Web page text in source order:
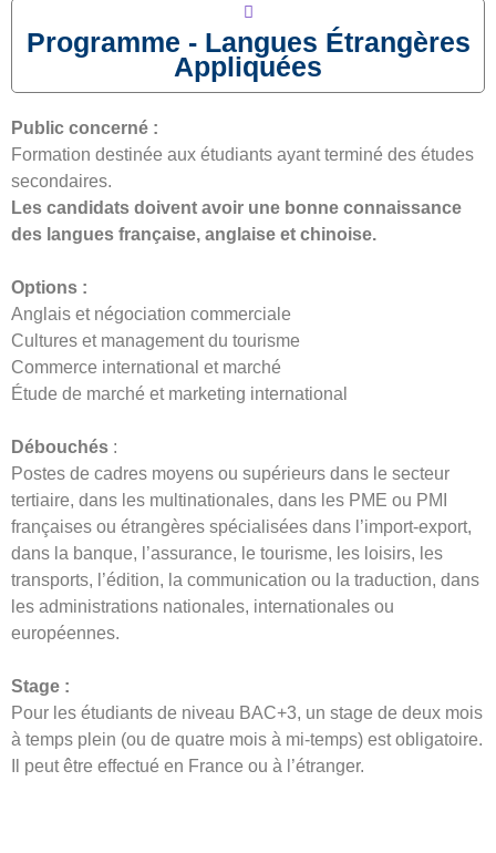
Programme - Langues Étrangères
Appliquées
Public concerné :
Formation destinée aux étudiants ayant terminé des études
secondaires.
Les candidats doivent avoir une bonne connaissance
des langues française, anglaise et chinoise.
Options :
Anglais et négociation commerciale
Cultures et management du tourisme
Commerce international et marché
Étude de marché et marketing international
Débouchés :
Postes de cadres moyens ou supérieurs dans le secteur
tertiaire, dans les multinationales, dans les PME ou PMI
françaises ou étrangères spécialisées dans l’import-export,
dans la banque, l’assurance, le tourisme, les loisirs, les
transports, l’édition, la communication ou la traduction, dans
les administrations nationales, internationales ou
européennes.
Stage :
Pour les étudiants de niveau BAC+3, un stage de deux mois
à temps plein (ou de quatre mois à mi-temps) est obligatoire.
Il peut être effectué en France ou à l’étranger.